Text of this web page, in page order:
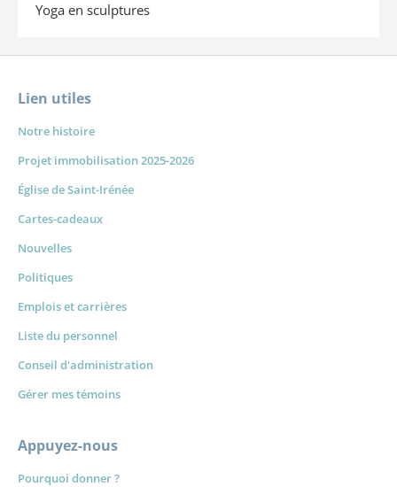
Yoga en sculptures
Lien utiles
Notre histoire
Projet immobilisation 2025-2026
Église de Saint-Irénée
Cartes-cadeaux
Nouvelles
Politiques
Emplois et carrières
Liste du personnel
Conseil d'administration
Gérer mes témoins
Appuyez-nous
Pourquoi donner ?